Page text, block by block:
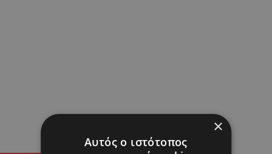
×
Αυτός ο ιστότοπος